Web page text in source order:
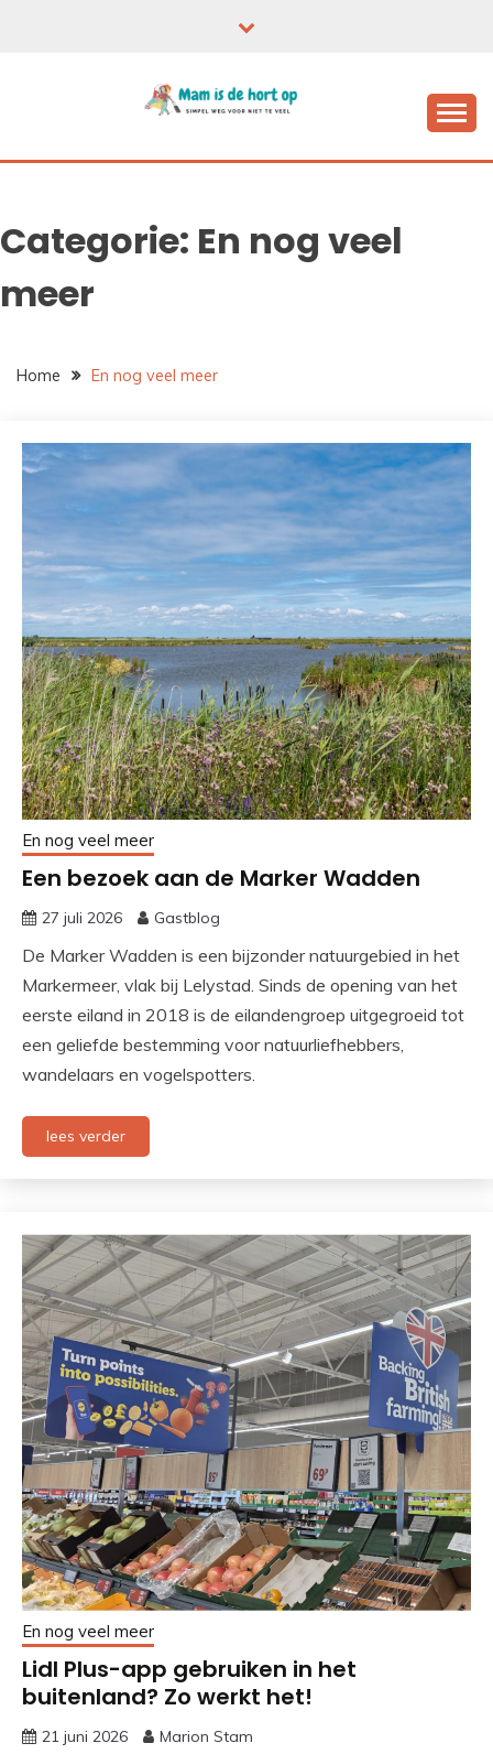
Categorie: En nog veel
meer
Home En nog veel meer
En nog veel meer
Een bezoek aan de Marker Wadden
27 juli 2026 Gastblog
De Marker Wadden is een bijzonder natuurgebied in het
Markermeer, vlak bij Lelystad. Sinds de opening van het
eerste eiland in 2018 is de eilandengroep uitgegroeid tot
een geliefde bestemming voor natuurliefhebbers,
wandelaars en vogelspotters.
lees verder
En nog veel meer
Lidl Plus-app gebruiken in het
buitenland? Zo werkt het!
21 juni 2026 Marion Stam